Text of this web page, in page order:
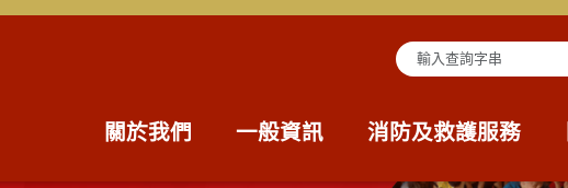
查詢字串
關於我們 一般資訊 消防及救護服務